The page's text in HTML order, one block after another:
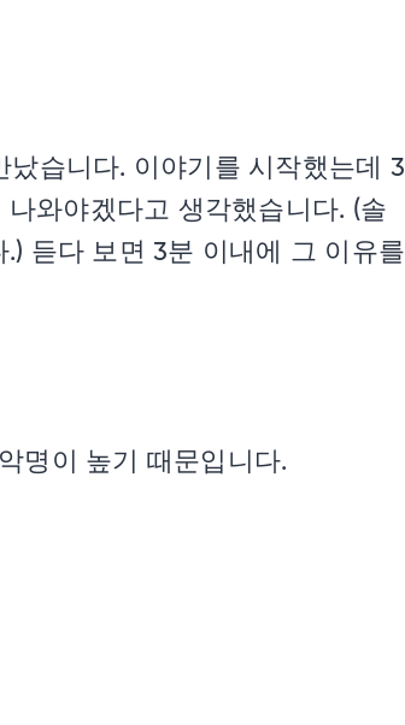
습니다. 이야기를 시작했는데 3
나와야겠다고 생각했습니다. (솔
듣다 보면 3분 이내에 그 이유를
명이 높기 때문입니다.